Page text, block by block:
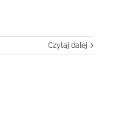
Czytaj dalej